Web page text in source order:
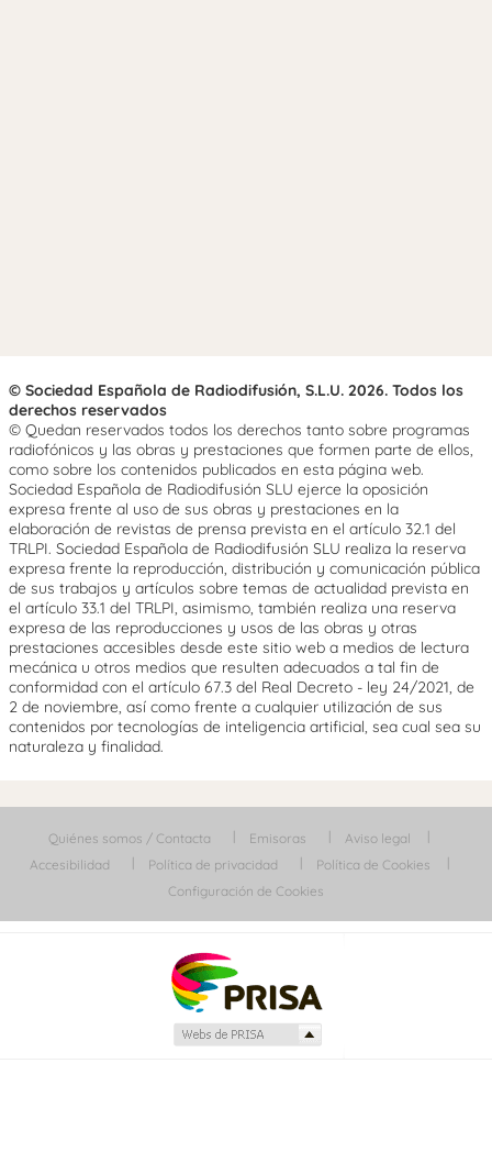
© Sociedad Española de Radiodifusión, S.L.U. 2026. Todos los
derechos reservados
© Quedan reservados todos los derechos tanto sobre programas
radiofónicos y las obras y prestaciones que formen parte de ellos,
como sobre los contenidos publicados en esta página web.
Sociedad Española de Radiodifusión SLU ejerce la oposición
expresa frente al uso de sus obras y prestaciones en la
elaboración de revistas de prensa prevista en el artículo 32.1 del
TRLPI. Sociedad Española de Radiodifusión SLU realiza la reserva
expresa frente la reproducción, distribución y comunicación pública
de sus trabajos y artículos sobre temas de actualidad prevista en
el artículo 33.1 del TRLPI, asimismo, también realiza una reserva
expresa de las reproducciones y usos de las obras y otras
prestaciones accesibles desde este sitio web a medios de lectura
mecánica u otros medios que resulten adecuados a tal fin de
conformidad con el artículo 67.3 del Real Decreto - ley 24/2021, de
2 de noviembre, así como frente a cualquier utilización de sus
contenidos por tecnologías de inteligencia artificial, sea cual sea su
naturaleza y finalidad.
Quiénes somos / Contacta Emisoras
Aviso legal
Accesibilidad
Política de privacidad
Política de Cookies
Configuración de Cookies